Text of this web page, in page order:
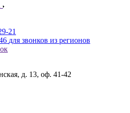
21
для звонков из регионов
д. 13, оф. 41-42